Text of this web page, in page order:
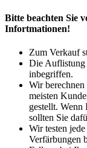
Bitte beachten Sie
Infortmationen!
Zum Verkauf
Die Auflistung
inbegriffen.
Wir
meisten
gestellt.
sollten Sie
Wir testen
Verfärbungen